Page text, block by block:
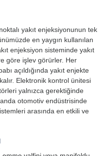
yakıt enjeksiyonunun tek
en yaygın kullanılan
enjeksiyon sisteminde yakıt
göre işlev görürler. Her
açıldığında yakıt enjekte
Elektronik kontrol ünitesi
yalnızca gerektiğinde
otomotiv endüstrisinde
arasında en etkili ve